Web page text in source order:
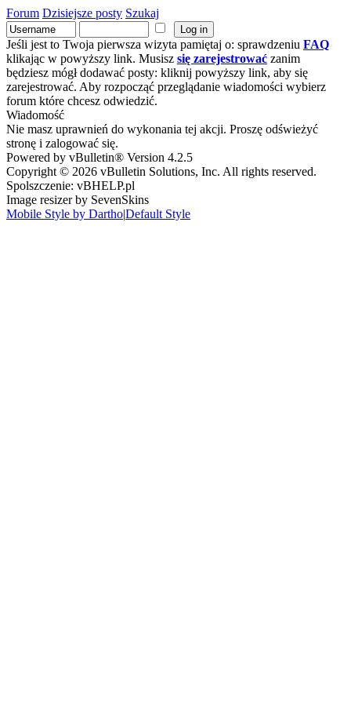
Forum Dzisiejsze posty Szukaj
Jeśli jest to Twoja pierwsza wizyta pamiętaj o: sprawdzeniu FAQ
klikając w powyższy link. Musisz się zarejestrować zanim
będziesz mógł dodawać posty: kliknij powyższy link, aby się
zarejestrować. Aby rozpocząć przeglądanie wiadomości wybierz
forum które chcesz odwiedzić.
Wiadomość
Nie masz uprawnień do wykonania tej akcji. Proszę odświeżyć
stronę i zalogować się.
Powered by vBulletin® Version 4.2.5
Copyright © 2026 vBulletin Solutions, Inc. All rights reserved.
Spolszczenie: vBHELP.pl
Image resizer by SevenSkins
Mobile Style by Dartho|Default Style